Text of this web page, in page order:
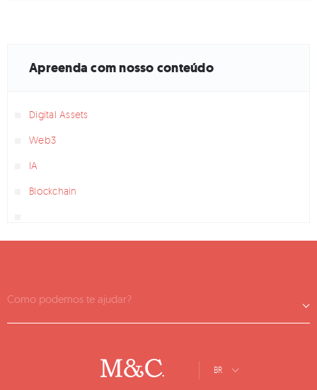
Apreenda com nosso conteúdo
Digital Assets
Web3
IA
Blockchain
Como podemos te ajudar?
BR